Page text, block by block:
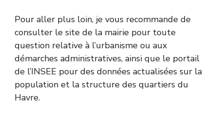
Pour aller plus loin, je vous recommande de
consulter le site de la mairie pour toute
question relative à l’urbanisme ou aux
démarches administratives, ainsi que le portail
de l’INSEE pour des données actualisées sur la
population et la structure des quartiers du
Havre.